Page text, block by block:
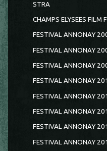
STRA
CHAMPS ELYSEES FILM
FESTIVAL ANNONAY
FESTIVAL ANNONAY
FESTIVAL ANNONAY
FESTIVAL ANNONAY
FESTIVAL ANNONAY
FESTIVAL ANNONAY
FESTIVAL ANNONAY
FESTIVAL ANNONAY